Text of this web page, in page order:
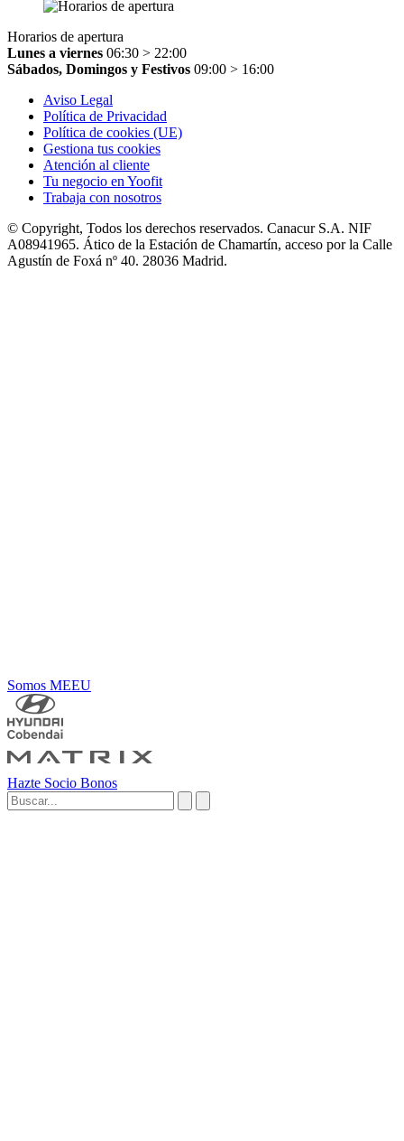
Horarios de apertura
Lunes a viernes 06:30 > 22:00
Sábados, Domingos y Festivos 09:00 > 16:00
Aviso Legal
Política de Privacidad
Política de cookies (UE)
Gestiona tus cookies
Atención al cliente
Tu negocio en Yoofit
Trabaja con nosotros
© Copyright, Todos los derechos reservados. Canacur S.A. NIF
A08941965. Ático de la Estación de Chamartín, acceso por la Calle
Agustín de Foxá nº 40. 28036 Madrid.
Somos MEEU
Hazte Socio Bonos